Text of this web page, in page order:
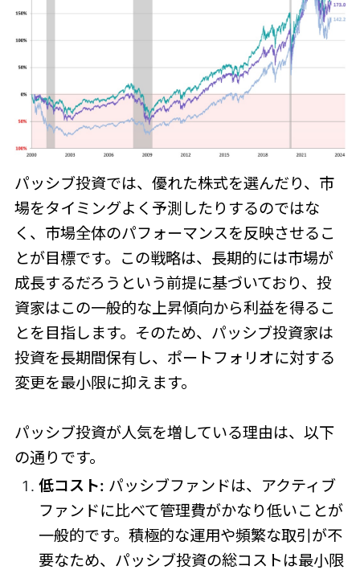
パッシブ投資では、優れた株式を選んだり、市
場をタイミングよく予測したりするのではな
く、市場全体のパフォーマンスを反映させるこ
とが目標です。この戦略は、長期的には市場が
成長するだろうという前提に基づいており、投
資家はこの一般的な上昇傾向から利益を得るこ
とを目指します。そのため、パッシブ投資家は
投資を長期間保有し、ポートフォリオに対する
変更を最小限に抑えます。
パッシブ投資が人気を増している理由は、以下
の通りです。
低コスト: パッシブファンドは、アクティブ
ファンドに比べて管理費がかなり低いことが
一般的です。積極的な運用や頻繁な取引が不
要なため、パッシブ投資の総コストは最小限